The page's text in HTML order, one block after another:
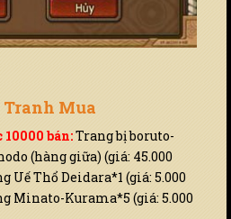
Tranh Mua
bán:Trang bị boruto-
(hàng giữa) (giá: 45.000
Uế Thổ Deidara*1 (giá: 5.000
Minato-Kurama*5 (giá: 5.000